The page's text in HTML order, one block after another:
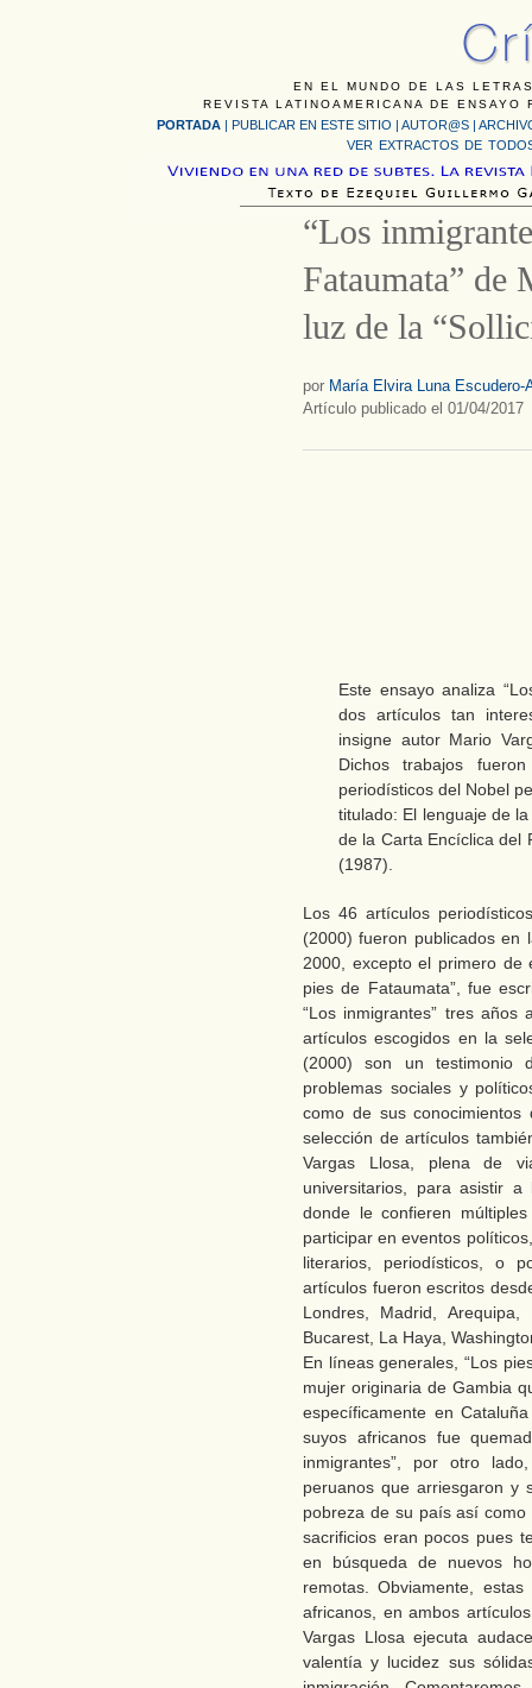
EN EL MUNDO DE LAS
REVISTA LATINOAMERICANA DE
PORTADA | PUBLICAR EN ESTE SITIO | AUTOR@S |
VER EXTRACTOS DE
“Los
Fataumata” de
luz de la
por María Elvira Luna Escudero-
Artículo publicado el 01/04/2017
Este ensayo analiza
dos artículos tan
insigne autor Mario
Dichos trabajos
periodísticos del Nobel
titulado: El lenguaje de
de la Carta Encíclica del
(1987).
Los 46 artículos
(2000) fueron publicados en
2000, excepto el primero de
pies de Fataumata”, fue
“Los inmigrantes” tres años
artículos escogidos en la
(2000) son un testimonio
problemas sociales y
como de sus
selección de artículos
Vargas Llosa, plena de
universitarios, para asistir a
donde le confieren
participar en eventos
literarios, periodísticos, o
artículos fueron escritos
Londres, Madrid,
Bucarest, La Haya,
En líneas generales, “Los
mujer originaria de Gambia
específicamente en
suyos africanos fue
inmigrantes”, por otro
peruanos que arriesgaron y
pobreza de su país así
sacrificios eran pocos pues
en búsqueda de nuevos
remotas. Obviamente,
africanos, en ambos
Vargas Llosa ejecuta
valentía y lucidez sus